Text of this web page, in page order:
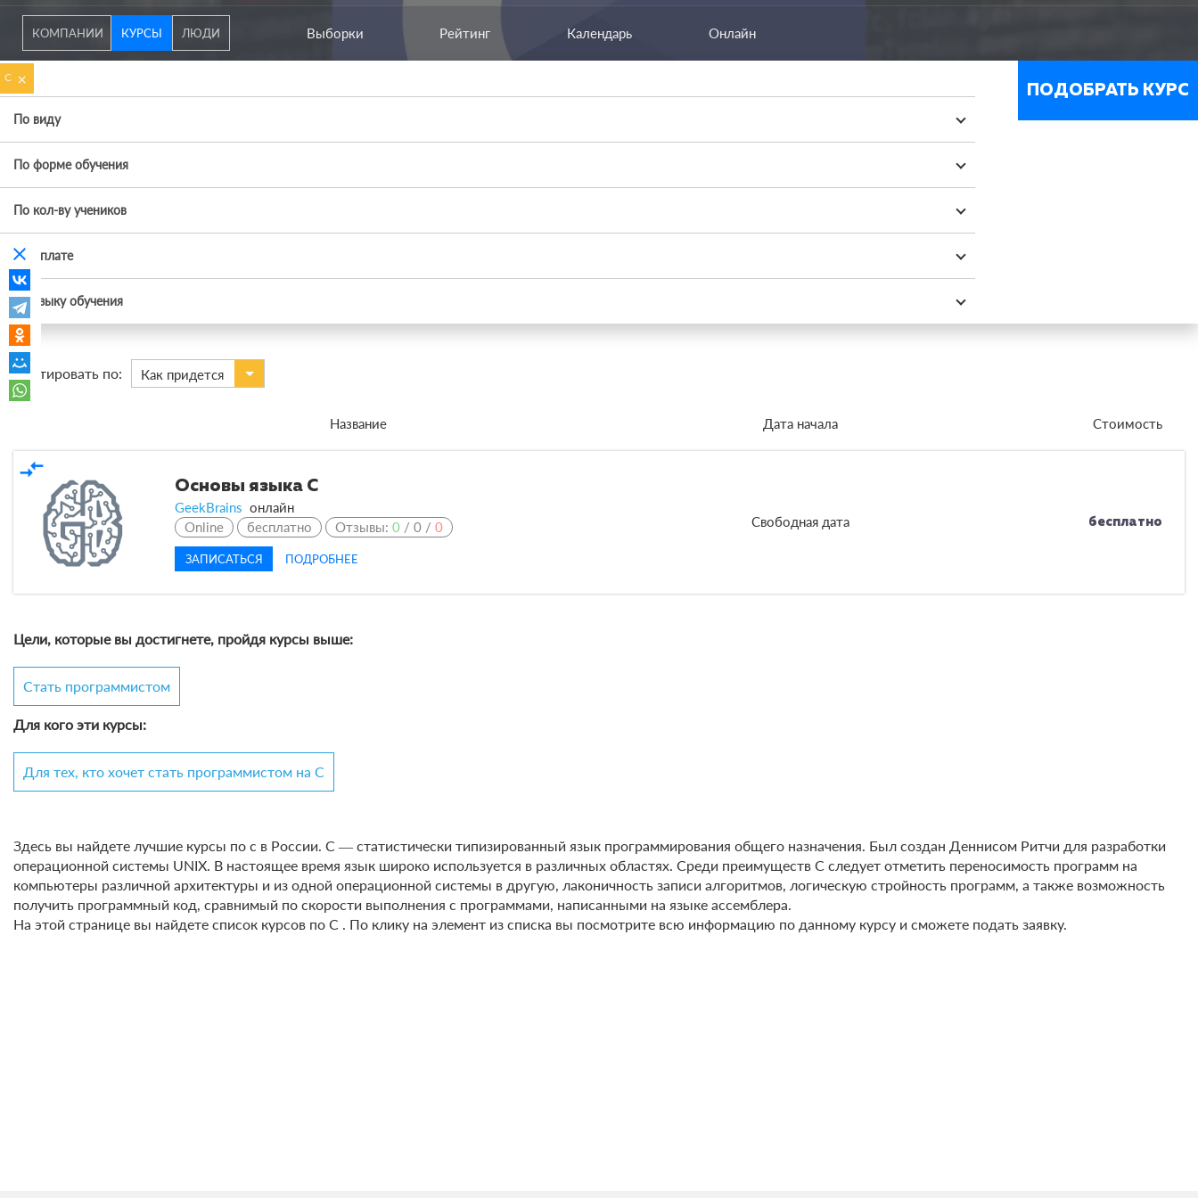
clear
КОМПАНИИ КУРСЫ ЛЮДИ Выборки Рейтинг Календарь Онлайн
Сортировать по: Как придется
Название Дата начала Стоимость
compare_arrows
Основы языка C
GeekBrains онлайн
Online
бесплатно Отзывы: 0 / 0 / 0
ЗАПИСАТЬСЯ ПОДРОБНЕЕ
Свободная дата бесплатно
Цели, которые вы достигнете, пройдя курсы выше:
Стать программистом
Для кого эти курсы:
Для тех, кто хочет стать программистом на C
Здесь вы найдете лучшие курсы по с в России. C — статистически типизированный язык программирования общего назначения. Был создан Деннисом Ритчи для разработки
операционной системы UNIX. В настоящее время язык широко используется в различных областях. Среди преимуществ С следует отметить переносимость программ на
компьютеры различной архитектуры и из одной операционной системы в другую, лаконичность записи алгоритмов, логическую стройность программ, а также возможность
получить программный код, сравнимый по скорости выполнения с программами, написанными на языке ассемблера.
На этой странице вы найдете список курсов по С . По клику на элемент из списка вы посмотрите всю информацию по данному курсу и сможете подать заявку.
ПОДОБРАТЬ КУРС
C ×
По виду
По форме обучения
По кол-ву учеников
По оплате
По языку обучения